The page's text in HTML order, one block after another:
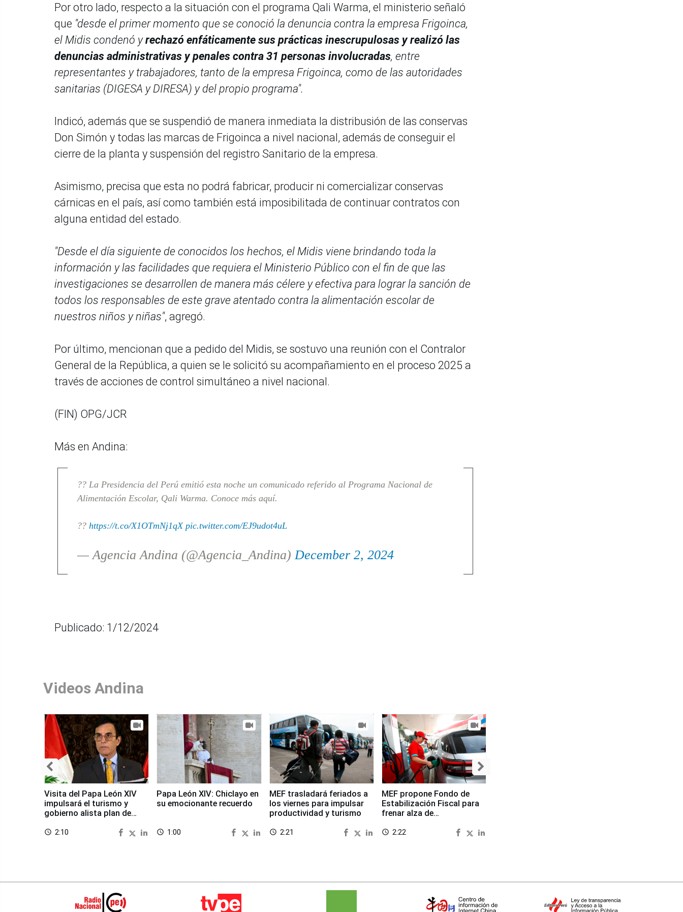
Por otro lado, respecto a la situación con el programa Qali Warma, el ministerio señaló
que "desde el primer momento que se conoció la denuncia contra la empresa Frigoinca,
el Midis condenó yrechazó enfáticamente sus prácticas inescrupulosas y realizó las
denuncias administrativas y penales contra 31 personas involucradas, entre
representantes y trabajadores, tanto de la empresa Frigoinca, como de las autoridades
sanitarias (DIGESA y DIRESA) y del propio programa".
Indicó, además que se suspendió de manera inmediata la distribusión de las conservas
Don Simón y todas las marcas de Frigoinca a nivel nacional, además de conseguir el
cierre de la planta y suspensión del registro Sanitario de la empresa.
Asimismo, precisa que esta no podrá fabricar, producir ni comercializar conservas
cárnicas en el país, así como también está imposibilitada de continuar contratos con
alguna entidad del estado.
"Desde el día siguiente de conocidos los hechos, el Midis viene brindando toda la
información y las facilidades que requiera el Ministerio Público con el fin de que las
investigaciones se desarrollen de manera más célere y efectiva para lograr la sanción de
todos los responsables de este grave atentado contra la alimentación escolar de
nuestros niños y niñas", agregó.
Por último, mencionan que a pedido del Midis, se sostuvo una reunión con el Contralor
General de la República, a quien se le solicitó su acompañamiento en el proceso 2025 a
través de acciones de control simultáneo a nivel nacional.
(FIN) OPG/JCR
Más en Andina:
?? La Presidencia del Perú emitió esta noche un comunicado referido al Programa Nacional de
Alimentación Escolar, Qali Warma. Conoce más aquí.
?? https://t.co/X1OTmNj1qX pic.twitter.com/EJ9udot4uL
— Agencia Andina (@Agencia_Andina) December 2, 2024
Publicado: 1/12/2024
Videos Andina
Visita del Papa León XIV
impulsará el turismo y
gobierno alista plan de
access_time 2:10
Papa León XIV: Chiclayo en
su emocionante recuerdo
access_time 1:00
MEF trasladará feriados a
los viernes para impulsar
productividad y turismo
access_time 2:21
MEF propone Fondo de
Estabilización Fiscal para
frenar alza de
access_time 2:22